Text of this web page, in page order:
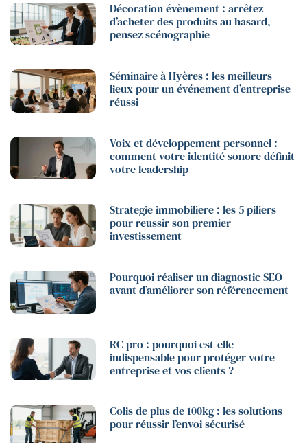
Décoration évènement : arrêtez
d’acheter des produits au hasard,
pensez scénographie
Séminaire à Hyères : les meilleurs
lieux pour un événement d’entreprise
réussi
Voix et développement personnel :
comment votre identité sonore définit
votre leadership
Strategie immobiliere : les 5 piliers
pour reussir son premier
investissement
Pourquoi réaliser un diagnostic SEO
avant d’améliorer son référencement
RC pro : pourquoi est-elle
indispensable pour protéger votre
entreprise et vos clients ?
Colis de plus de 100kg : les solutions
pour réussir l’envoi sécurisé